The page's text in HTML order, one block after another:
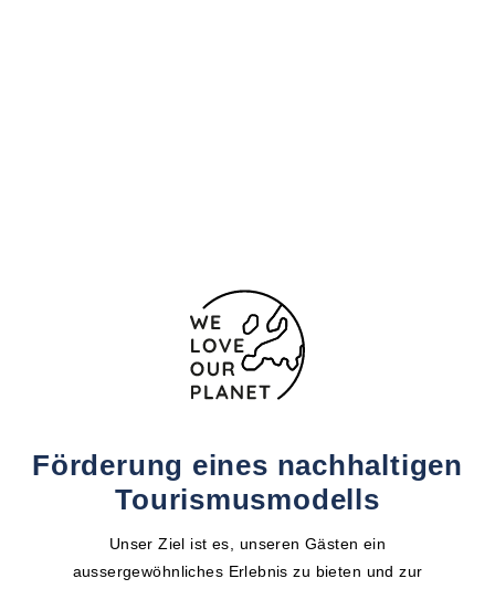
Förderung eines nachhaltigen
Tourismusmodells
Unser Ziel ist es, unseren Gästen ein
aussergewöhnliches Erlebnis zu bieten und zur